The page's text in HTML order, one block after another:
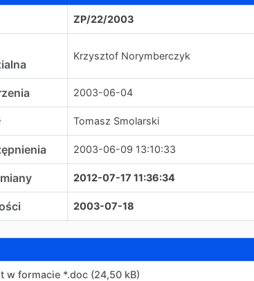
ZP/22/2003
Krzysztof Norymberczyk
2003-06-04
Tomasz Smolarski
2003-06-09 13:10:33
2012-07-17 11:36:34
2003-07-18
w formacie *.doc (24,50 kB)